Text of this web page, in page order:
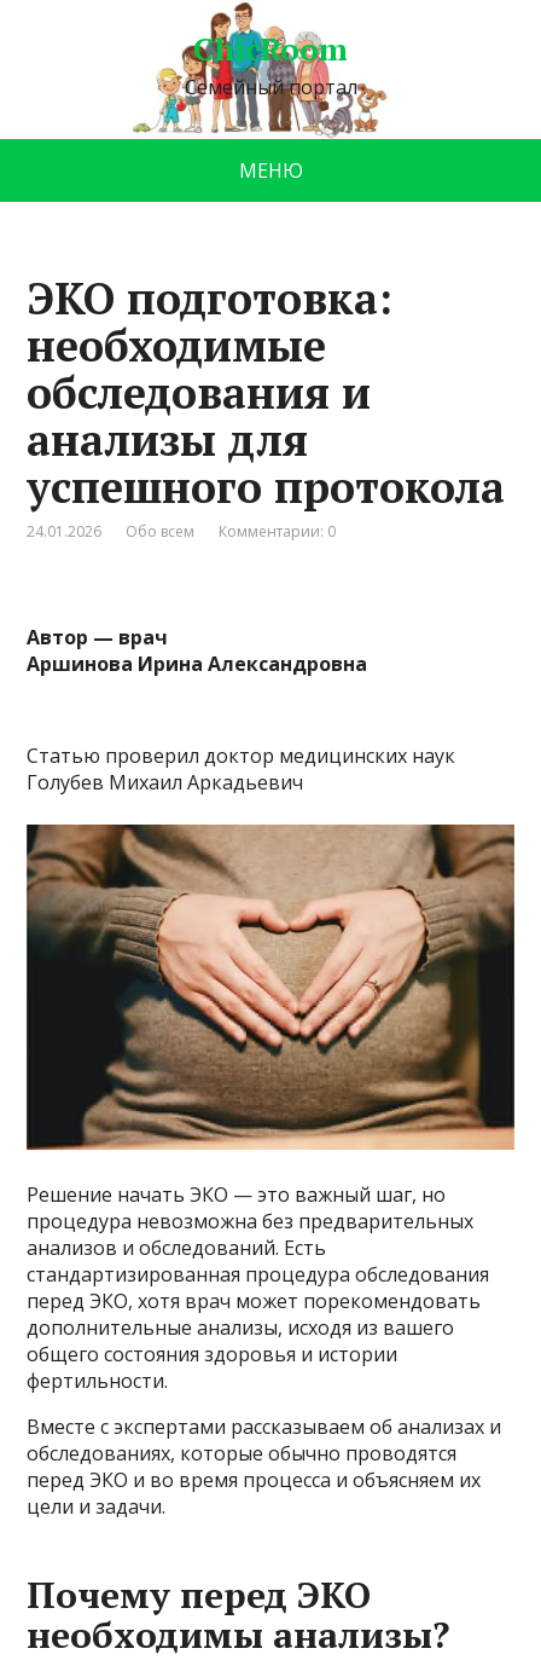
ChicRoom
Семейный портал
МЕНЮ
ЭКО подготовка:
необходимые
обследования и
анализы для
успешного протокола
24.01.2026 Обо всем Комментарии: 0
Автор — врач
Аршинова Ирина Александровна
Статью проверил доктор медицинских наук
Голубев Михаил Аркадьевич
Решение начать ЭКО — это важный шаг, но
процедура невозможна без предварительных
анализов и обследований. Есть
стандартизированная процедура обследования
перед ЭКО, хотя врач может порекомендовать
дополнительные анализы, исходя из вашего
общего состояния здоровья и истории
фертильности.
Вместе с экспертами рассказываем об анализах и
обследованиях, которые обычно проводятся
перед ЭКО и во время процесса и объясняем их
цели и задачи.
Почему перед ЭКО
необходимы анализы?